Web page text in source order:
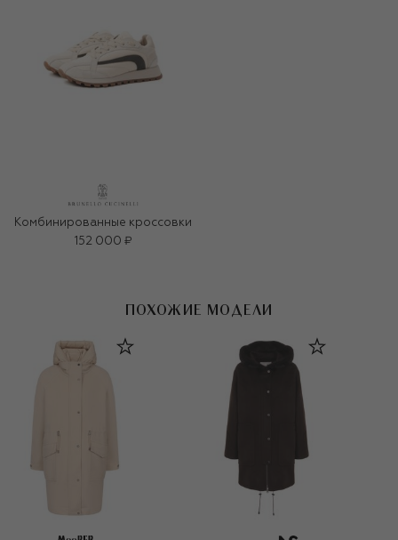
Комбинированные кроссовки
152 000 ₽
ПОХОЖИЕ МОДЕЛИ